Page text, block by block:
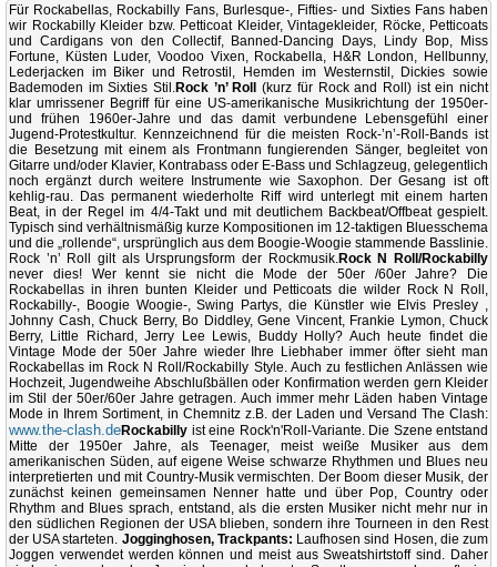
Für Rockabellas, Rockabilly Fans, Burlesque-, Fifties- und Sixties Fans haben
wir Rockabilly Kleider bzw. Petticoat Kleider, Vintagekleider, Röcke, Petticoats
und Cardigans von den Collectif, Banned-Dancing Days, Lindy Bop, Miss
Fortune, Küsten Luder, Voodoo Vixen, Rockabella, H&R London, Hellbunny,
Lederjacken im Biker und Retrostil, Hemden im Westernstil, Dickies sowie
Bademoden im Sixties Stil.Rock ’n’ Roll (kurz für Rock and Roll) ist ein nicht
klar umrissener Begriff für eine US-amerikanische Musikrichtung der 1950er-
und frühen 1960er-Jahre und das damit verbundene Lebensgefühl einer
Jugend-Protestkultur. Kennzeichnend für die meisten Rock-’n’-Roll-Bands ist
die Besetzung mit einem als Frontmann fungierenden Sänger, begleitet von
Gitarre und/oder Klavier, Kontrabass oder E-Bass und Schlagzeug, gelegentlich
noch ergänzt durch weitere Instrumente wie Saxophon. Der Gesang ist oft
kehlig-rau. Das permanent wiederholte Riff wird unterlegt mit einem harten
Beat, in der Regel im 4/4-Takt und mit deutlichem Backbeat/Offbeat gespielt.
Typisch sind verhältnismäßig kurze Kompositionen im 12-taktigen Bluesschema
und die „rollende“, ursprünglich aus dem Boogie-Woogie stammende Basslinie.
Rock ’n’ Roll gilt als Ursprungsform der Rockmusik. Rock N Roll/Rockabilly
never dies! Wer kennt sie nicht die Mode der 50er /60er Jahre? Die
Rockabellas in ihren bunten Kleider und Petticoats die wilder Rock N Roll,
Rockabilly-, Boogie Woogie-, Swing Partys, die Künstler wie Elvis Presley ,
Johnny Cash, Chuck Berry, Bo Diddley, Gene Vincent, Frankie Lymon, Chuck
Berry, Little Richard, Jerry Lee Lewis, Buddy Holly? Auch heute findet die
Vintage Mode der 50er Jahre wieder Ihre Liebhaber immer öfter sieht man
Rockabellas im Rock N Roll/Rockabilly Style. Auch zu festlichen Anlässen wie
Hochzeit, Jugendweihe Abschlußbällen oder Konfirmation werden gern Kleider
im Stil der 50er/60er Jahre getragen. Auch immer mehr Läden haben Vintage
Mode in Ihrem Sortiment, in Chemnitz z.B. der Laden und Versand The Clash:
www.the-clash.deRockabilly ist eine Rock'n'Roll-Variante. Die Szene entstand
Mitte der 1950er Jahre, als Teenager, meist weiße Musiker aus dem
amerikanischen Süden, auf eigene Weise schwarze Rhythmen und Blues neu
interpretierten und mit Country-Musik vermischten. Der Boom dieser Musik, der
zunächst keinen gemeinsamen Nenner hatte und über Pop, Country oder
Rhythm and Blues sprach, entstand, als die ersten Musiker nicht mehr nur in
den südlichen Regionen der USA blieben, sondern ihre Tourneen in den Rest
der USA starteten. Jogginghosen, Trackpants: Laufhosen sind Hosen, die zum
Joggen verwendet werden können und meist aus Sweatshirtstoff sind. Daher